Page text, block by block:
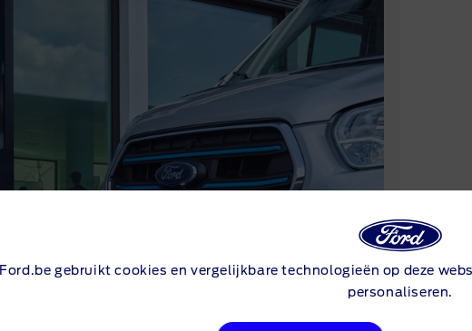
Ford.be gebruikt cookies en vergelijkbare technologieën op deze
personaliseren.
CHARGE NETWORK